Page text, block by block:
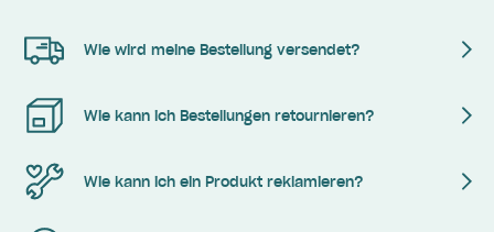
Wie wird meine Bestellung versendet?
Wie kann ich Bestellungen retournieren?
Wie kann ich ein Produkt reklamieren?